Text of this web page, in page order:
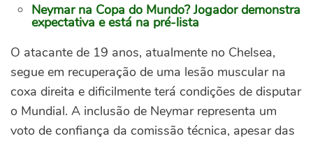
Neymar na Copa do Mundo? Jogador demonstra
expectativa e está na pré-lista
O atacante de 19 anos, atualmente no Chelsea,
segue em recuperação de uma lesão muscular na
coxa direita e dificilmente terá condições de disputar
o Mundial. A inclusão de Neymar representa um
voto de confiança da comissão técnica, apesar das